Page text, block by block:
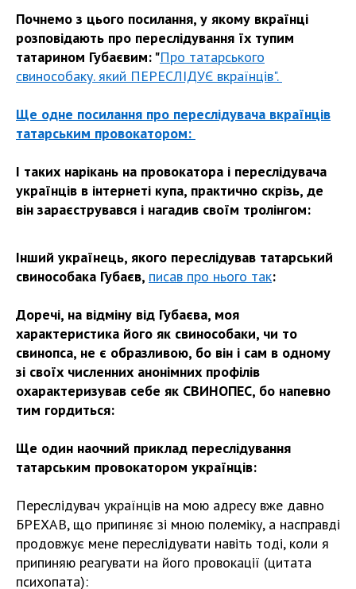
Почнемо з цього посилання, у якому вкраїнці
розповідають про переслідування їх тупим
татарином Губаєвим: "Про татарського
свинособаку. який ПЕРЕСЛІДУЄ вкраїнців".
Ще одне посилання про переслідувача вкраїнців
татарським провокатором:
І таких нарікань на провокатора і переслідувача
українців в інтернеті купа, практично скрізь, де
він зараєструвався і нагадив своїм тролінгом:
Інший українець, якого переслідував татарський
свинособака Губаєв, писав про нього так:
Доречі, на відміну від Губаєва, моя
характеристика його як свинособаки, чи то
свинопса, не є образливою, бо він і сам в одному
зі своїх численних анонімних профілів
охарактеризував себе як СВИНОПЕС, бо напевно
тим гордиться:
Ще один наочний приклад переслідування
татарським провокатором українців:
Переслідувач українців на мою адресу вже давно
БРЕХАВ, що припиняє зі мною полеміку, а насправді
продовжує мене переслідувати навіть тоді, коли я
припиняю реагувати на його провокації (цитата
психопата):